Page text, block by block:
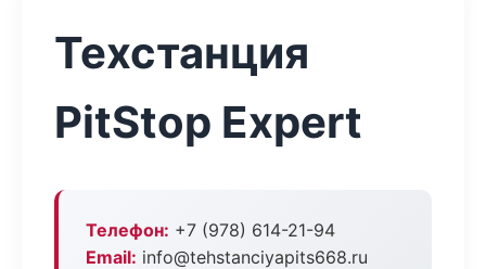
Техстанция
PitStop Expert
Телефон: +7 (978) 614-21-94
Email: info@tehstanciyapits668.ru